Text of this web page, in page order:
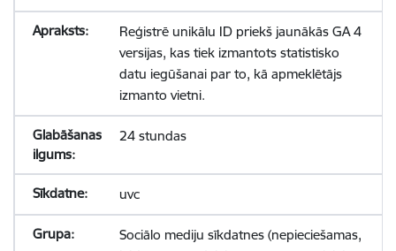
Reģistrē unikālu ID priekš jaunākās GA 4
versijas, kas tiek izmantots statistisko
datu iegūšanai par to, kā apmeklētājs
izmanto vietni.
24 stundas
uvc
Sociālo mediju sīkdatnes (nepieciešamas,